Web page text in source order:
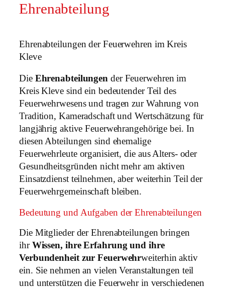
Ehrenabteilung
Ehrenabteilungen der Feuerwehren im Kreis
Kleve
Die Ehrenabteilungen der Feuerwehren im
Kreis Kleve sind ein bedeutender Teil des
Feuerwehrwesens und tragen zur Wahrung von
Tradition, Kameradschaft und Wertschätzung für
langjährig aktive Feuerwehrangehörige bei. In
diesen Abteilungen sind ehemalige
Feuerwehrleute organisiert, die aus Alters- oder
Gesundheitsgründen nicht mehr am aktiven
Einsatzdienst teilnehmen, aber weiterhin Teil der
Feuerwehrgemeinschaft bleiben.
Bedeutung und Aufgaben der Ehrenabteilungen
Die Mitglieder der Ehrenabteilungen bringen
ihr Wissen, ihre Erfahrung und ihre
Verbundenheit zur Feuerwehrweiterhin aktiv
ein. Sie nehmen an vielen Veranstaltungen teil
und unterstützen die Feuerwehr in verschiedenen